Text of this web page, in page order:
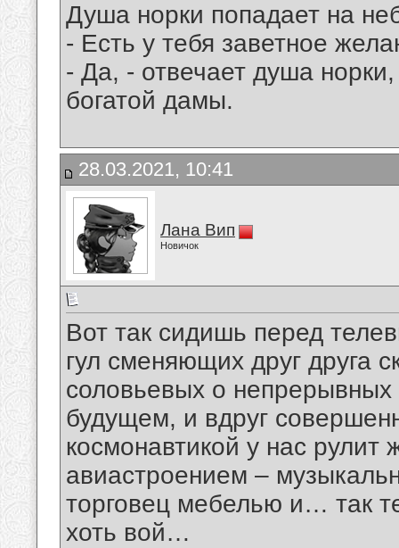
Душа норки попадает на
- Есть у тебя заветное
- Да, - отвечает душа
богатой дамы.
28.03.2021, 10:41
Лана Вип
Новичок
Вот так сидишь перед
гул сменяющих друг друга
соловьевых о непрерывных
будущем, и вдруг
космонавтикой у нас рулит
авиастроением –
торговец мебелью и… так
хоть вой…